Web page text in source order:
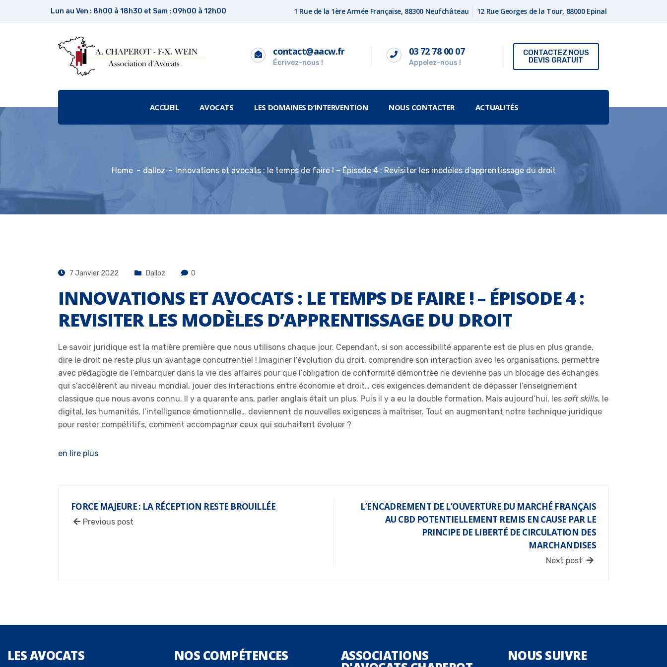
Lun au Ven : 8h00 à 18h30 et Sam : 09h00 à 12h00 1 Rue de la 1ère Armée Française, 88300 Neufchâteau 12 Rue Georges de la Tour, 88000 Epinal
contact@aacw.fr
Écrivez-nous !
03 72 78 00 07
Appelez-nous !
CONTACTEZ NOUS
DEVIS GRATUIT
ACCUEIL AVOCATS LES DOMAINES D’INTERVENTION NOUS CONTACTER ACTUALITÉS
Home dalloz Innovations et avocats : le temps de faire ! – Épisode 4 : Revisiter les modèles d’apprentissage du droit
7 Janvier 2022 Dalloz 0
INNOVATIONS ET AVOCATS : LE TEMPS DE FAIRE ! – ÉPISODE 4 :
REVISITER LES MODÈLES D’APPRENTISSAGE DU DROIT
Le savoir juridique est la matière première que nous utilisons chaque jour. Cependant, si son accessibilité apparente est de plus en plus grande,
dire le droit ne reste plus un avantage concurrentiel ! Imaginer l’évolution du droit, comprendre son interaction avec les organisations, permettre
avec pédagogie de l’embarquer dans la vie des affaires pour que l’obligation de conformité démontrée ne devienne pas un blocage des échanges
qui s’accélèrent au niveau mondial, jouer des interactions entre économie et droit… ces exigences demandent de dépasser l’enseignement
classique que nous avons connu. Il y a quarante ans, parler anglais était un plus. Puis il y a eu la double formation. Mais aujourd’hui, les soft skills, le
digital, les humanités, l’intelligence émotionnelle… deviennent de nouvelles exigences à maîtriser. Tout en augmentant notre technique juridique
pour rester compétitifs, comment accompagner ceux qui souhaitent évoluer ?
en lire plus
FORCE MAJEURE : LA RÉCEPTION RESTE BROUILLÉE
Previous post
L’ENCADREMENT DE L’OUVERTURE DU MARCHÉ FRANÇAIS
AU CBD POTENTIELLEMENT REMIS EN CAUSE PAR LE
PRINCIPE DE LIBERTÉ DE CIRCULATION DES
MARCHANDISES
Next post
LESAVOCATS NOS COMPÉTENCES ASSOCIATIONS NOUS SUIVRE